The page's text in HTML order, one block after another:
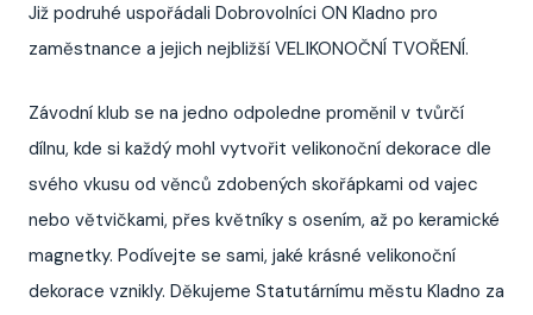
Již podruhé uspořádali Dobrovolníci ON Kladno pro
zaměstnance a jejich nejbližší VELIKONOČNÍ TVOŘENÍ.
Závodní klub se na jedno odpoledne proměnil v tvůrčí
dílnu, kde si každý mohl vytvořit velikonoční dekorace dle
svého vkusu od věnců zdobených skořápkami od vajec
nebo větvičkami, přes květníky s osením, až po keramické
magnetky. Podívejte se sami, jaké krásné velikonoční
dekorace vznikly. Děkujeme Statutárnímu městu Kladno za